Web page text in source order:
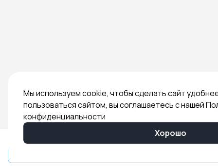
Мы используем cookie, чтобы сделать сайт
пользоваться сайтом, вы соглашаетесь с нашей
конфиденциальности
Хорошо